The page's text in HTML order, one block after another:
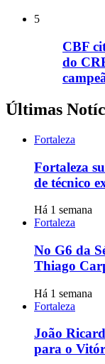
5
CBF
do
Últimas
Fortaleza
Fortaleza
de técnico
Há 1 semana
Fortaleza
No G6 da
Thiago
Há 1 semana
Fortaleza
João
para o